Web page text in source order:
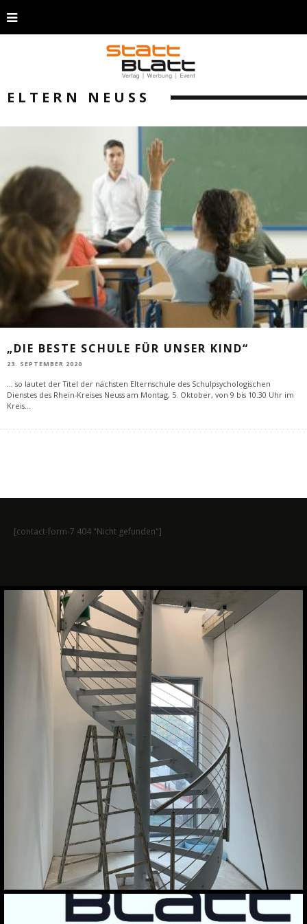
ELTERN NEUSS
„DIE BESTE SCHULE FÜR UNSER KIND“
23. SEPTEMBER 2020
... so lautet der Titel der nächsten Elternschule des Schulpsychologischen
Dienstes des Rhein-Kreises Neuss am Montag, 5. Oktober, von 9 bis 10.30 Uhr im
Kreis...
[contact-form-7 404 "Nicht gefunden"]